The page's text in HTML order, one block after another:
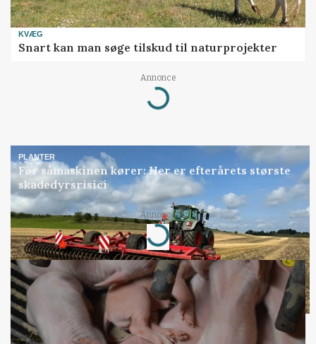
KVÆG
Snart kan man søge tilskud til naturprojekter
Annonce
Loading...
PLANTER
Før såmaskinen kører: Her er efterårets største
skadedyrsrisici
Annonce
Loading...